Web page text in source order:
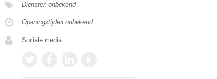
Diensten onbekend
Openingstijden onbekend
Sociale media: